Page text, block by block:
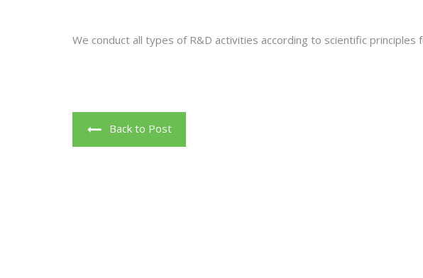
We conduct all types of R&D activities according to scientific
Back to Post